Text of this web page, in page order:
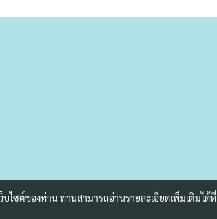
ไซต์ของท่าน ท่านสามารถอ่านรายละเอียดเพิ่มเติมได้ที่